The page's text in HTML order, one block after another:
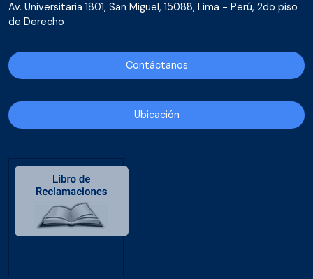
Av. Universitaria 1801, San Miguel, 15088, Lima - Perú, 2do piso
de Derecho
Contáctanos
Ubicación